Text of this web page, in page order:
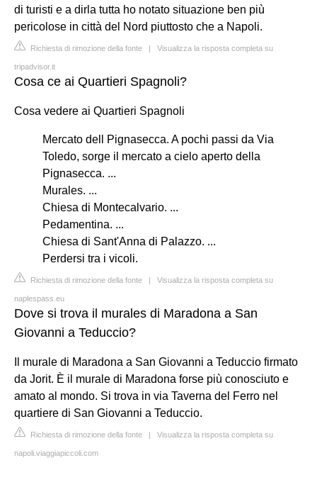
di turisti e a dirla tutta ho notato situazione ben più
pericolose in città del Nord piuttosto che a Napoli.
Richiesta di rimozione della fonte | Visualizza la risposta completa su
tripadvisor.it
Cosa ce ai Quartieri Spagnoli?
Cosa vedere ai Quartieri Spagnoli
Mercato dell Pignasecca. A pochi passi da Via
Toledo, sorge il mercato a cielo aperto della
Pignasecca. ...
Murales. ...
Chiesa di Montecalvario. ...
Pedamentina. ...
Chiesa di Sant'Anna di Palazzo. ...
Perdersi tra i vicoli.
Richiesta di rimozione della fonte | Visualizza la risposta completa su
naplespass.eu
Dove si trova il murales di Maradona a San
Giovanni a Teduccio?
Il murale di Maradona a San Giovanni a Teduccio firmato
da Jorit. È il murale di Maradona forse più conosciuto e
amato al mondo. Si trova in via Taverna del Ferro nel
quartiere di San Giovanni a Teduccio.
Richiesta di rimozione della fonte | Visualizza la risposta completa su
napoli.viaggiapiccoli.com